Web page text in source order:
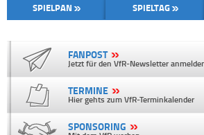
SPIELPAN SPIELTAG
FANPOST
Jetzt für den VfR-Newsletter
TERMINE
Hier gehts zum VfR-Terminkalender
SPONSORING